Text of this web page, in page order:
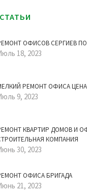
ОФИСОВ СЕРГИЕВ
18, 2023
РЕМОНТ ОФИСА ЦЕНА
9, 2023
КВАРТИР ДОМОВ И
КОМПАНИЯ
30, 2023
ОФИСА БРИГАДА
21, 2023